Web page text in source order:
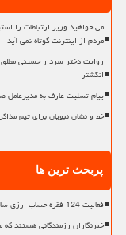
می خواهید وزیر ارتباطات را
مردم از اینترنت کوتاه نمی آید
روایت دختر سردار حسینی
انگشتر
پیام تسلیت عارف به
خط و نشان نبویان برای تیم
پربحث ترین ها
فعالیت 124 فقره حساب ارزی سازمانهای دولتی خارج از حساب واحد خزانه
خبرنگاران رزمندگانی هستند